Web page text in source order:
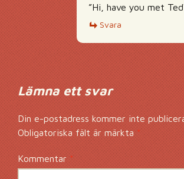
”Hi, have you met
Svara
Lämna ett svar
Din e-postadress kommer inte
Obligatoriska fält är märkta*
Kommentar*